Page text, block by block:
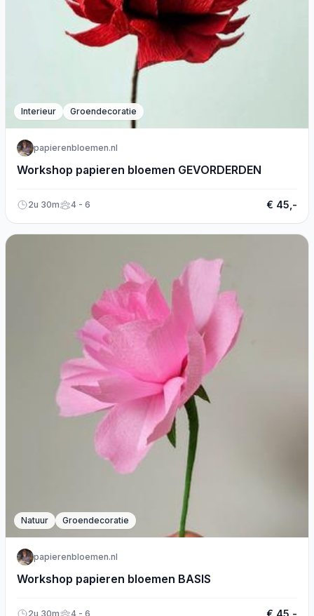
Interieur Groendecoratie
papierenbloemen.nl
Workshop papieren bloemen GEVORDERDEN
2u 30m 4 - 6 € 45,-
Natuur Groendecoratie
papierenbloemen.nl
Workshop papieren bloemen BASIS
2u 30m 4 - 6 € 45,-